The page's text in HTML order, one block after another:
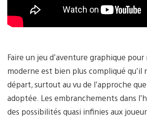
Faire un jeu d’aventure graphique
moderne est bien plus compliqué qu’il
départ, surtout au vu de l’approche
adoptée. Les embranchements dans
des possibilités quasi infinies aux